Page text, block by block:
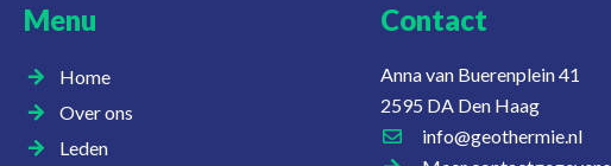
Menu
Home
Over ons
Leden
Contact
Anna van Buerenplein 41
2595 DA Den Haag
info@geothermie.nl